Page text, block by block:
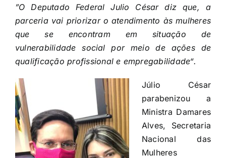
”O Deputado Federal Julio César diz que, a
parceria vai priorizar o atendimento às mulheres
que se encontram em situação de
vulnerabilidade social por meio de ações de
qualificação profissional e empregabilidade“.
Júlio César
parabenizou a
Ministra Damares
Alves, Secretaria
Nacional das
Mulheres